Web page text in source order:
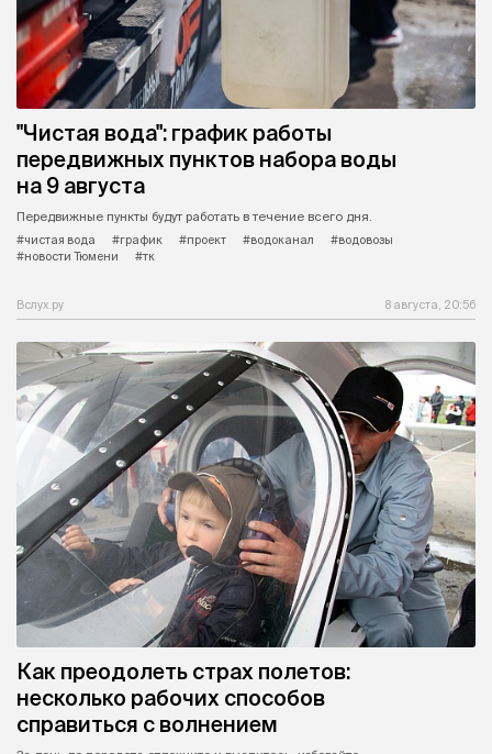
"Чистая вода": график работы
передвижных пунктов набора воды
на 9 августа
Передвижные пункты будут работать в течение всего дня.
#чистая вода
#график #проект #водоканал
#водовозы
#новости Тюмени
#тк
Вслух.ру 8 августа, 20:56
Как преодолеть страх полетов:
несколько рабочих способов
справиться с волнением